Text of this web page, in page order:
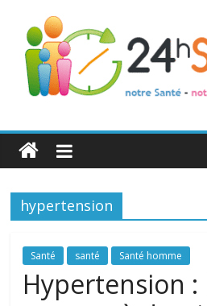
24h
Santé
La
de
toute
hypertension
Santé santé Santé homme
Hypertension :